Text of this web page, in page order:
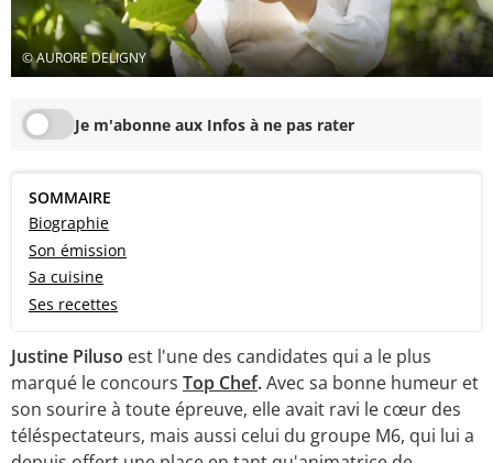
© AURORE DELIGNY
Je m'abonne aux Infos à ne pas rater
SOMMAIRE
Biographie
Son émission
Sa cuisine
Ses recettes
Justine Piluso est l'une des candidates qui a le plus
marqué le concours Top Chef.Avec sa bonne humeur et
son sourire à toute épreuve, elle avait ravi le cœur des
téléspectateurs, mais aussi celui du groupe M6, qui lui a